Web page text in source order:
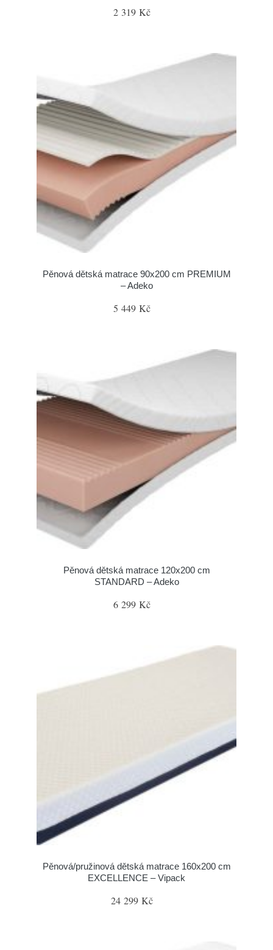
2 319 Kč
Pěnová dětská matrace 90x200 cm PREMIUM
– Adeko
5 449 Kč
Pěnová dětská matrace 120x200 cm
STANDARD – Adeko
6 299 Kč
Pěnová/pružinová dětská matrace 160x200 cm
EXCELLENCE – Vipack
24 299 Kč